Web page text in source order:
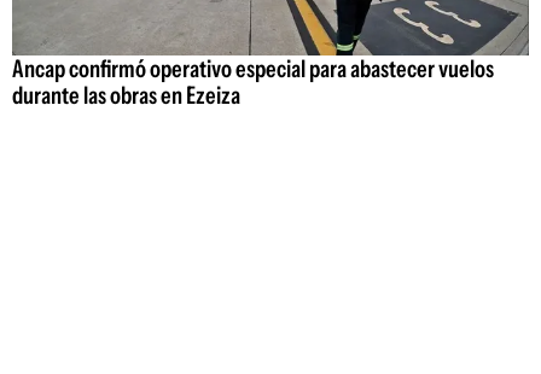
Ancap confirmó operativo especial para abastecer vuelos
durante las obras en Ezeiza